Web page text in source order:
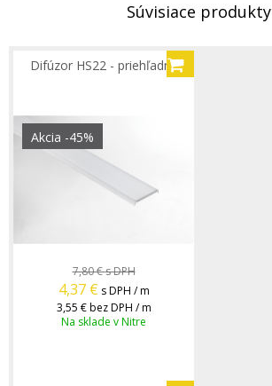
Súvisiace produkty
Difúzor HS22 - priehľadný
Akcia -45%
7,80 €s DPH
4,37 € s DPH / m
3,55 € bez DPH / m
Na sklade v Nitre